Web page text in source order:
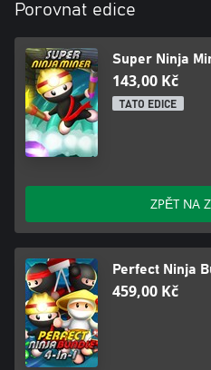
Porovnat edice
Super Ninja
143,00 Kč
TATO EDICE
ZPĚT NA
Perfect Ninja
459,00 Kč